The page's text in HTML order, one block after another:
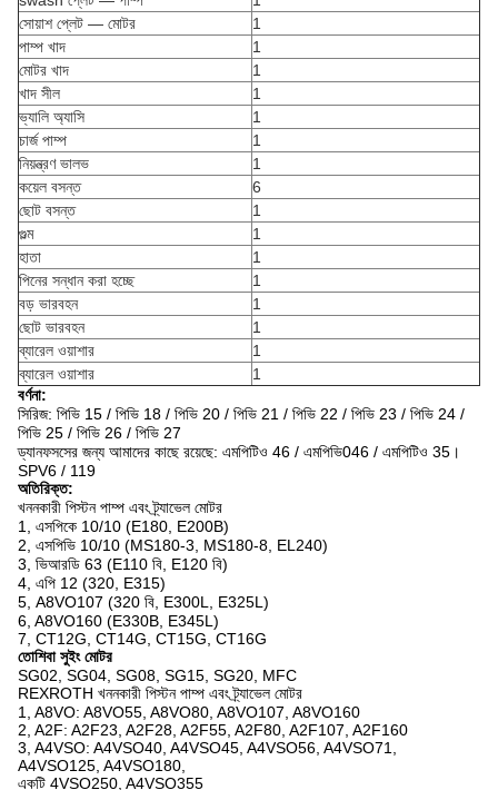
সোয়াশ প্লেট — মোটর
1
পাম্প খাদ
1
মোটর খাদ
1
খাদ সীল
1
ভ্যালি অ্যাসি
1
চার্জ পাম্প
1
নিয়ন্ত্রণ ভালভ
1
কয়েল বসন্ত
6
ছোট বসন্ত
1
গুল্ম
1
হাতা
1
পিনের সন্ধান করা হচ্ছে
1
বড় ভারবহন
1
ছোট ভারবহন
1
ব্যারেল ওয়াশার
1
ব্যারেল ওয়াশার
1
বর্ণনা:
সিরিজ: পিভি 15 / পিভি 18 / পিভি 20 / পিভি 21 / পিভি 22 / পিভি 23 / পিভি 24 /
পিভি 25 / পিভি 26 / পিভি 27
ড্যানফসসের জন্য আমাদের কাছে রয়েছে: এমপিটিও 46 / এমপিভি046 / এমপিটিও 35।
SPV6 / 119
অতিরিক্ত:
খননকারী পিস্টন পাম্প এবং ট্র্যাভেল মোটর
1, এসপিকে 10/10 (E180, E200B)
2, এসপিভি 10/10 (MS180-3, MS180-8, EL240)
3, ভিআরডি 63 (E110 বি, E120 বি)
4, এপি 12 (320, E315)
5, A8VO107 (320 বি, E300L, E325L)
6, A8VO160 (E330B, E345L)
7, CT12G, CT14G, CT15G, CT16G
তোশিবা সুইং মোটর
SG02, SG04, SG08, SG15, SG20, MFC
REXROTH খননকারী পিস্টন পাম্প এবং ট্র্যাভেল মোটর
1, A8VO: A8VO55, A8VO80, A8VO107, A8VO160
2, A2F: A2F23, A2F28, A2F55, A2F80, A2F107, A2F160
3, A4VSO: A4VSO40, A4VSO45, A4VSO56, A4VSO71,
A4VSO125, A4VSO180,
একটি 4VSO250, A4VSO355